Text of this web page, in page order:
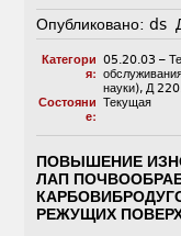
Опубликовано: ds
Категори
я:
05.20.03 –
науки), Д
Состояни
е:
Текущая
ПОВЫШЕНИЕ
ЛАП
РЕЖУЩИХ